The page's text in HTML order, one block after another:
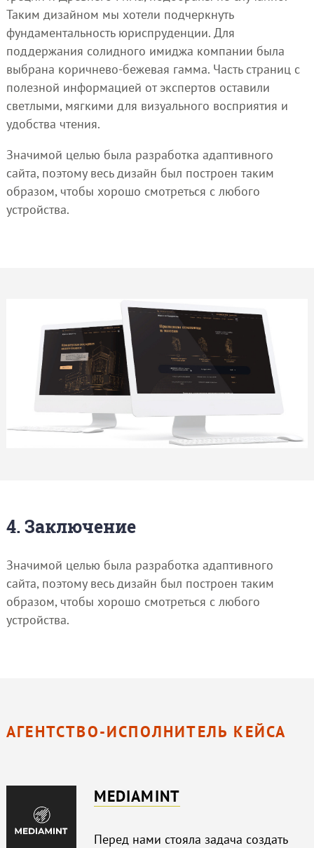
Таким дизайном мы хотели подчеркнуть
фундаментальность юриспруденции. Для
поддержания солидного имиджа компании была
выбрана коричнево-бежевая гамма. Часть страниц с
полезной информацией от экспертов оставили
светлыми, мягкими для визуального восприятия и
удобства чтения.
Значимой целью была разработка адаптивного
сайта, поэтому весь дизайн был построен таким
образом, чтобы хорошо смотреться с любого
устройства.
4. Заключение
Значимой целью была разработка адаптивного
сайта, поэтому весь дизайн был построен таким
образом, чтобы хорошо смотреться с любого
устройства.
АГЕНТСТВО-ИСПОЛНИТЕЛЬ КЕЙСА
MEDIAMINT
Перед нами стояла задача создать